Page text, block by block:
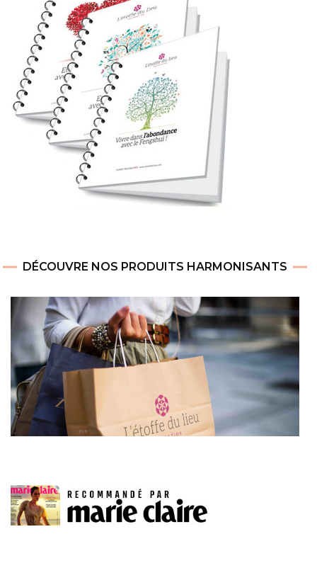
DÉCOUVRE NOS PRODUITS HARMONISANTS